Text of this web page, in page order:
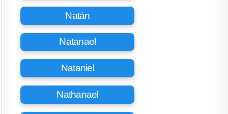
Natán
Natanael
Nataniel
Nathanael